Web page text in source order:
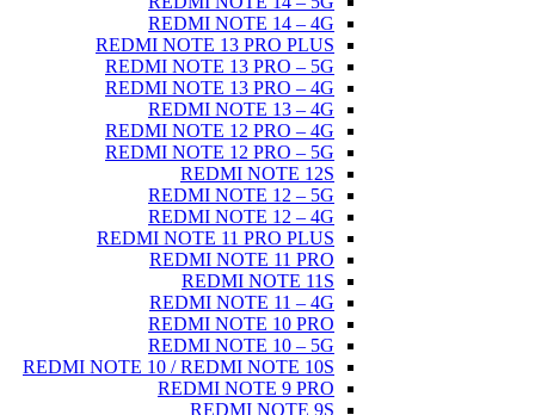
REDMI NOTE 14 – 4G
REDMI NOTE 13 PRO PLUS
REDMI NOTE 13 PRO – 5G
REDMI NOTE 13 PRO – 4G
REDMI NOTE 13 – 4G
REDMI NOTE 12 PRO – 4G
REDMI NOTE 12 PRO – 5G
REDMI NOTE 12S
REDMI NOTE 12 – 5G
REDMI NOTE 12 – 4G
REDMI NOTE 11 PRO PLUS
REDMI NOTE 11 PRO
REDMI NOTE 11S
REDMI NOTE 11 – 4G
REDMI NOTE 10 PRO
REDMI NOTE 10 – 5G
REDMI NOTE 10 / REDMI NOTE 10S
REDMI NOTE 9 PRO
REDMI NOTE 9S